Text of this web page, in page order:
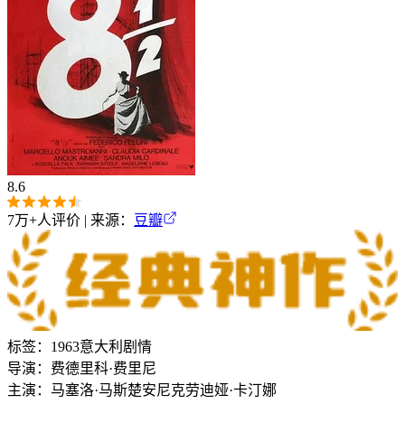
8.6
7万+人评价 | 来源： 豆瓣
标签： 1963意大利 剧情
导演： 费德里科·费里尼
主演： 马塞洛·马斯楚安尼克劳迪娅·卡汀娜